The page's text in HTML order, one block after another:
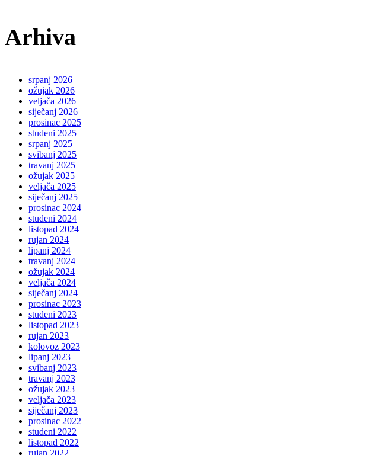
Arhiva
srpanj 2026
ožujak 2026
veljača 2026
siječanj 2026
prosinac 2025
studeni 2025
srpanj 2025
svibanj 2025
travanj 2025
ožujak 2025
veljača 2025
siječanj 2025
prosinac 2024
studeni 2024
listopad 2024
rujan 2024
lipanj 2024
travanj 2024
ožujak 2024
veljača 2024
siječanj 2024
prosinac 2023
studeni 2023
listopad 2023
rujan 2023
kolovoz 2023
lipanj 2023
svibanj 2023
travanj 2023
ožujak 2023
veljača 2023
siječanj 2023
prosinac 2022
studeni 2022
listopad 2022